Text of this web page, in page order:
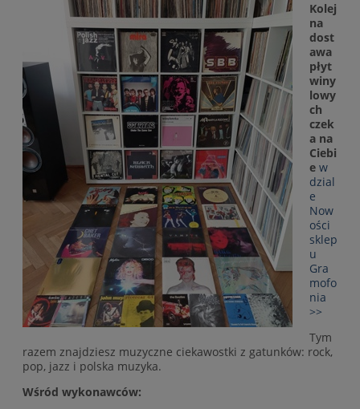
Kolej
na
dost
awa
płyt
winy
lowy
ch
czek
a na
Ciebi
e w
dzial
e
Now
ości
sklep
u
Gra
mofo
nia
>>
Tym
razem znajdziesz muzyczne ciekawostki z gatunków: rock,
pop, jazz i polska muzyka.
Wśród wykonawców: